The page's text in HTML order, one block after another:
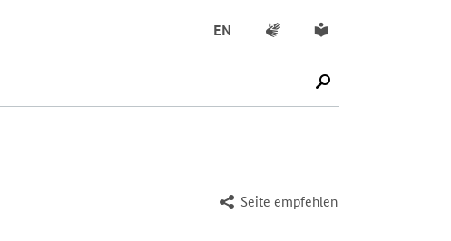
SUCHE STARTEN
EN Gebärdensprache
Leichte Sprache
Seite empfehlen